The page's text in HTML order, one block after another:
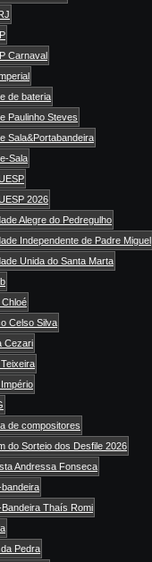
Carnaval
de bateria
Paulinho Steves
Sala&Portabandeira
Sala
2026
Alegre do Pedregulho
Independente de Padre Miguel
Unida do Santa Marta
Celso Silva
Cezari
de compositores
do Sorteio dos Desfile 2026
Andressa Fonseca
bandeira
Bandeira Thaís Romi
Pedra